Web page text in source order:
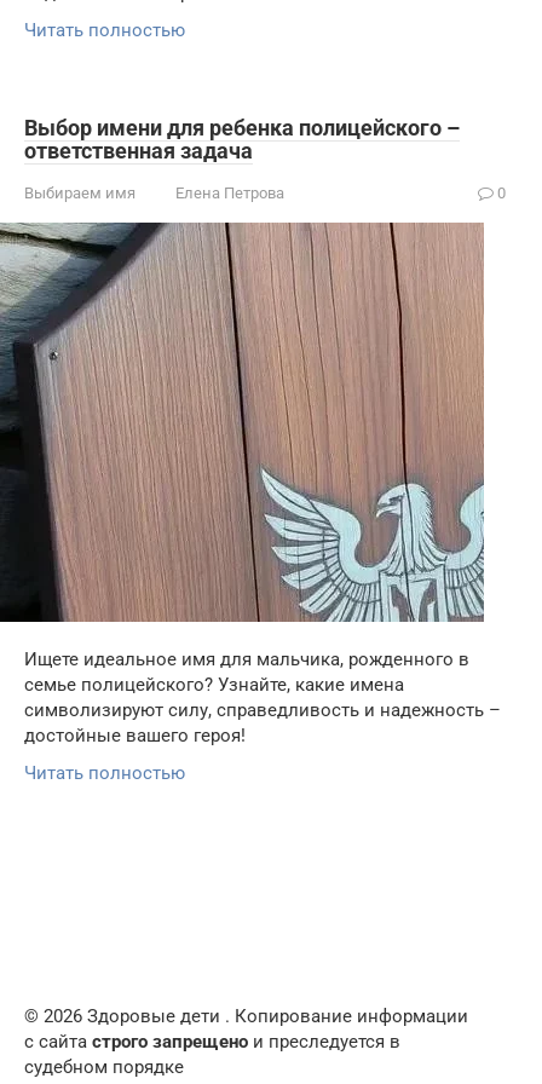
Читать полностью
Выбор имени для ребенка полицейского –
ответственная задача
Выбираем имя Елена Петрова 0
Ищете идеальное имя для мальчика, рожденного в
семье полицейского? Узнайте, какие имена
символизируют силу, справедливость и надежность –
достойные вашего героя!
Читать полностью
© 2026 Здоровые дети . Копирование информации
с сайта строго запрещено и преследуется в
судебном порядке